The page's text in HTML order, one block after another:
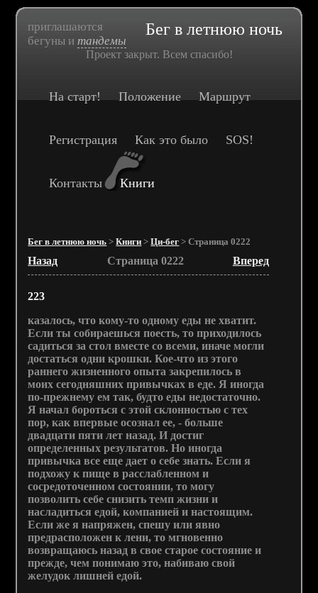
приглашаются
бегуны итандемы
Бег в летнюю ночь
Проект закрыт. Всем спасибо!
На старт! Положение Маршрут
Регистрация Как это было SOS!
Контакты Книги
Бег в летнюю ночь >Книги >Ци-бег > Страница 0222
Назад Страница 0222 Вперед
223
казалось, что кому-то одному еды не хватит.
Если ты собираешься поесть, то приходилось
садиться за стол вместе со всеми, иначе могли
достаться одни крошки. Кое-что из этого
раннего жизненного опыта закрепилось в
моих сегодняшних привычках в еде. Я иногда
по-прежнему ем так, будто еды недостаточно.
Я начал бороться с этой склонностью с тех
пор, как впервые осознал ее, - больше
двадцати пяти лет назад. И достиг
определенных результатов. Но иногда
привычка все еще дает о себе знать. Если я
подхожу к пище в расслабленном и
сосредоточенном состоянии, то могу
позволить себе снизить темп жизни и
насладиться едой, компанией и настоящим.
Если же я напряжен, спешу или явно
предрасположен к лени, то мгновенно
возвращаюсь назад в свое старое состояние и
прежде, чем понимаю это, набиваю свой
желудок лишней едой.